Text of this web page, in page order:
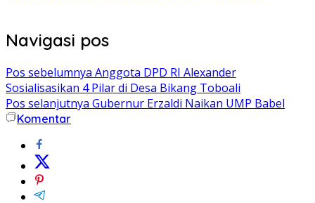
Navigasi pos
Pos sebelumnya Anggota DPD RI Alexander
Sosialisasikan 4 Pilar di Desa Bikang Toboali
Pos selanjutnya Gubernur Erzaldi Naikan UMP Babel
Komentar